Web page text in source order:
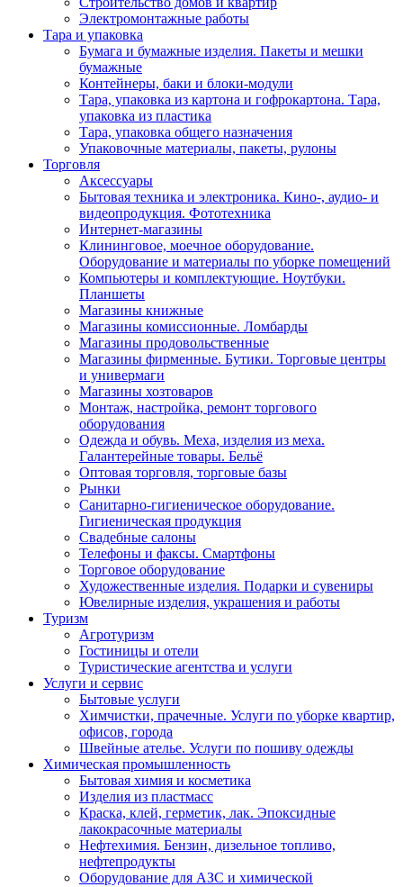
Электромонтажные работы
Тара и упаковка
Бумага и бумажные изделия. Пакеты и мешки
бумажные
Контейнеры, баки и блоки-модули
Тара, упаковка из картона и гофрокартона. Тара,
упаковка из пластика
Тара, упаковка общего назначения
Упаковочные материалы, пакеты, рулоны
Торговля
Аксессуары
Бытовая техника и электроника. Кино-, аудио- и
видеопродукция. Фототехника
Интернет-магазины
Клининговое, моечное оборудование.
Оборудование и материалы по уборке помещений
Компьютеры и комплектующие. Ноутбуки.
Планшеты
Магазины книжные
Магазины комиссионные. Ломбарды
Магазины продовольственные
Магазины фирменные. Бутики. Торговые центры
и универмаги
Магазины хозтоваров
Монтаж, настройка, ремонт торгового
оборудования
Одежда и обувь. Меха, изделия из меха.
Галантерейные товары. Бельё
Оптовая торговля, торговые базы
Рынки
Санитарно-гигиеническое оборудование.
Гигиеническая продукция
Свадебные салоны
Телефоны и факсы. Смартфоны
Торговое оборудование
Художественные изделия. Подарки и сувениры
Ювелирные изделия, украшения и работы
Туризм
Агротуризм
Гостиницы и отели
Туристические агентства и услуги
Услуги и сервис
Бытовые услуги
Химчистки, прачечные. Услуги по уборке квартир,
офисов, города
Швейные ателье. Услуги по пошиву одежды
Химическая промышленность
Бытовая химия и косметика
Изделия из пластмасс
Краска, клей, герметик, лак. Эпоксидные
лакокрасочные материалы
Нефтехимия. Бензин, дизельное топливо,
нефтепродукты
Оборудование для АЗС и химической